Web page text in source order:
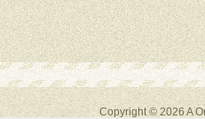
Copyright © 2026A